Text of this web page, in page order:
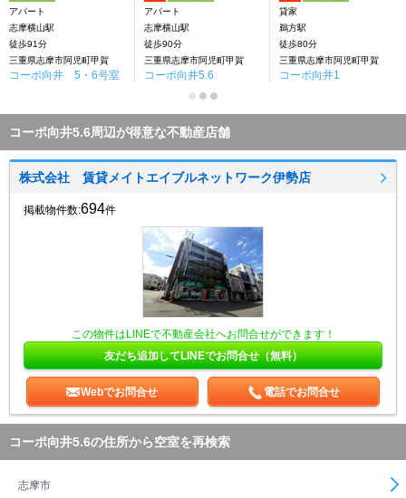
アパート
志摩横山駅
徒歩91分
三重県志摩市阿児町甲賀
コーポ向井 5・6号室
アパート
志摩横山駅
徒歩90分
三重県志摩市阿児町甲賀
コーポ向井5.6
貸家
鵜方駅
徒歩80分
三重県志摩市阿児町甲賀
コーポ向井1
コーポ向井5.6周辺が得意な不動産店舗
株式会社 賃貸メイトエイブルネットワーク伊勢店
掲載物件数:694件
この物件はLINEで不動産会社へお問合せができます！
友だち追加してLINEでお問合せ（無料）
Webでお問合せ 電話でお問合せ
コーポ向井5.6の住所から空室を再検索
志摩市